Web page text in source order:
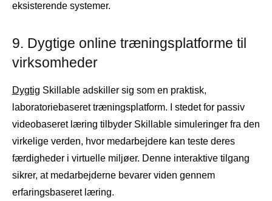
eksisterende systemer.
9. Dygtige online træningsplatforme til
virksomheder
Dygtig Skillable adskiller sig som en praktisk,
laboratoriebaseret træningsplatform. I stedet for passiv
videobaseret læring tilbyder Skillable simuleringer fra den
virkelige verden, hvor medarbejdere kan teste deres
færdigheder i virtuelle miljøer. Denne interaktive tilgang
sikrer, at medarbejderne bevarer viden gennem
erfaringsbaseret læring.